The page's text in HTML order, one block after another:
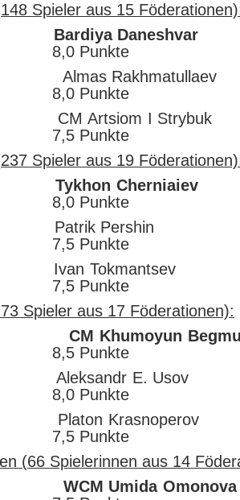
Spieler aus 15
Bardiya
8,0 Punkte
Almas
8,0 Punkte
CM Artsiom I
7,5 Punkte
Spieler aus 19
Tykhon
8,0 Punkte
Patrik
7,5 Punkte
Ivan
7,5 Punkte
Spieler aus 17 Föderationen):
CM Khumoyun
8,5 Punkte
Aleksandr E.
8,0 Punkte
Platon
7,5 Punkte
(66 Spielerinnen aus 14
WCM Umida